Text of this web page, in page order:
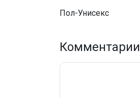
Пол-Унисекс
Комментарии